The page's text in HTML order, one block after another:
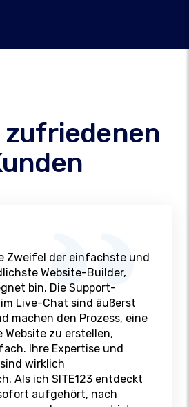
zufriedenen
Zweifel der einfachste und
Website-Builder,
bin. Die Support-
Live-Chat sind äußerst
machen den Prozess, eine
Website zu erstellen,
Ihre Expertise und
wirklich
Als ich SITE123 entdeckt
aufgehört, nach